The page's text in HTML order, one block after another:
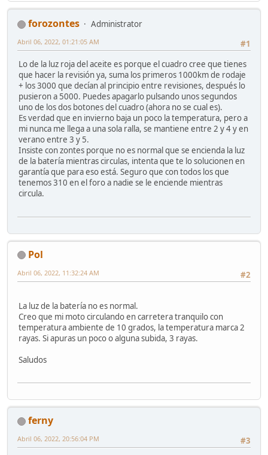
forozontes
Administrator
#1
Abril 06, 2022, 01:21:05 AM
Lo de la luz roja del aceite es porque el cuadro cree que tienes
que hacer la revisión ya, suma los primeros 1000km de rodaje
+ los 3000 que decían al principio entre revisiones, después lo
pusieron a 5000. Puedes apagarlo pulsando unos segundos
uno de los dos botones del cuadro (ahora no se cual es).
Es verdad que en invierno baja un poco la temperatura, pero a
mi nunca me llega a una sola ralla, se mantiene entre 2 y 4 y en
verano entre 3 y 5.
Insiste con zontes porque no es normal que se encienda la luz
de la batería mientras circulas, intenta que te lo solucionen en
garantía que para eso está. Seguro que con todos los que
tenemos 310 en el foro a nadie se le enciende mientras
circula.
Pol
#2
Abril 06, 2022, 11:32:24 AM
La luz de la batería no es normal.
Creo que mi moto circulando en carretera tranquilo con
temperatura ambiente de 10 grados, la temperatura marca 2
rayas. Si apuras un poco o alguna subida, 3 rayas.
Saludos
ferny
#3
Abril 06, 2022, 20:56:04 PM